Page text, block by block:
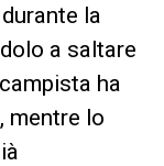
la
a saltare
ha
mentre lo